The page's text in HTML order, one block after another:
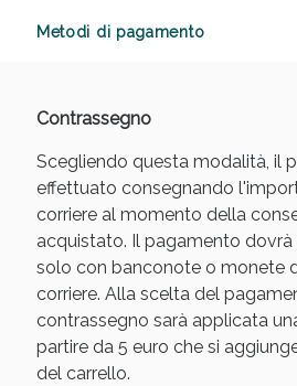
Metodi di pagamento
Contrassegno
Scegliendo questa modalità, il
effettuato consegnando
corriere al momento della
acquistato. Il pagamento dovrà
solo con banconote o monete
corriere. Alla scelta del
contrassegno sarà applicata
partire da 5 euro che si
del carrello.